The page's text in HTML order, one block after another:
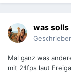
was solls
Mal ganz was
mit 24fps laut